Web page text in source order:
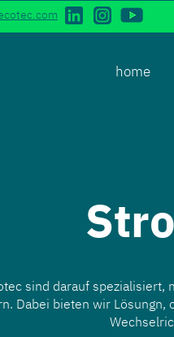
home
sind darauf spezialisiert,
Dabei bieten wir Lösungn,